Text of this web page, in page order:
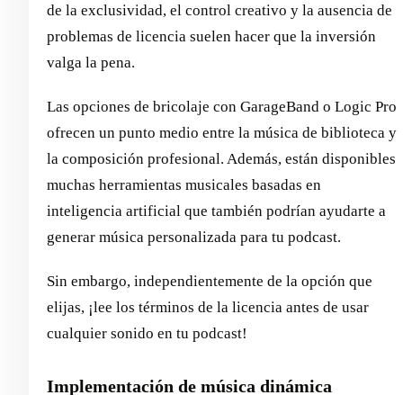
de la exclusividad, el control creativo y la ausencia de
problemas de licencia suelen hacer que la inversión
valga la pena.
Las opciones de bricolaje con GarageBand o Logic Pro
ofrecen un punto medio entre la música de biblioteca y
la composición profesional. Además, están disponibles
muchas herramientas musicales basadas en
inteligencia artificial que también podrían ayudarte a
generar música personalizada para tu podcast.
Sin embargo, independientemente de la opción que
elijas, ¡lee los términos de la licencia antes de usar
cualquier sonido en tu podcast!
Implementación de música dinámica